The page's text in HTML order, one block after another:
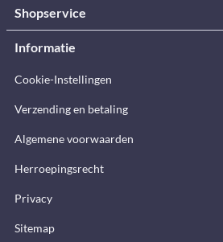
Shopservice
Informatie
Cookie-Instellingen
Verzending en betaling
Algemene voorwaarden
Herroepingsrecht
Privacy
Sitemap